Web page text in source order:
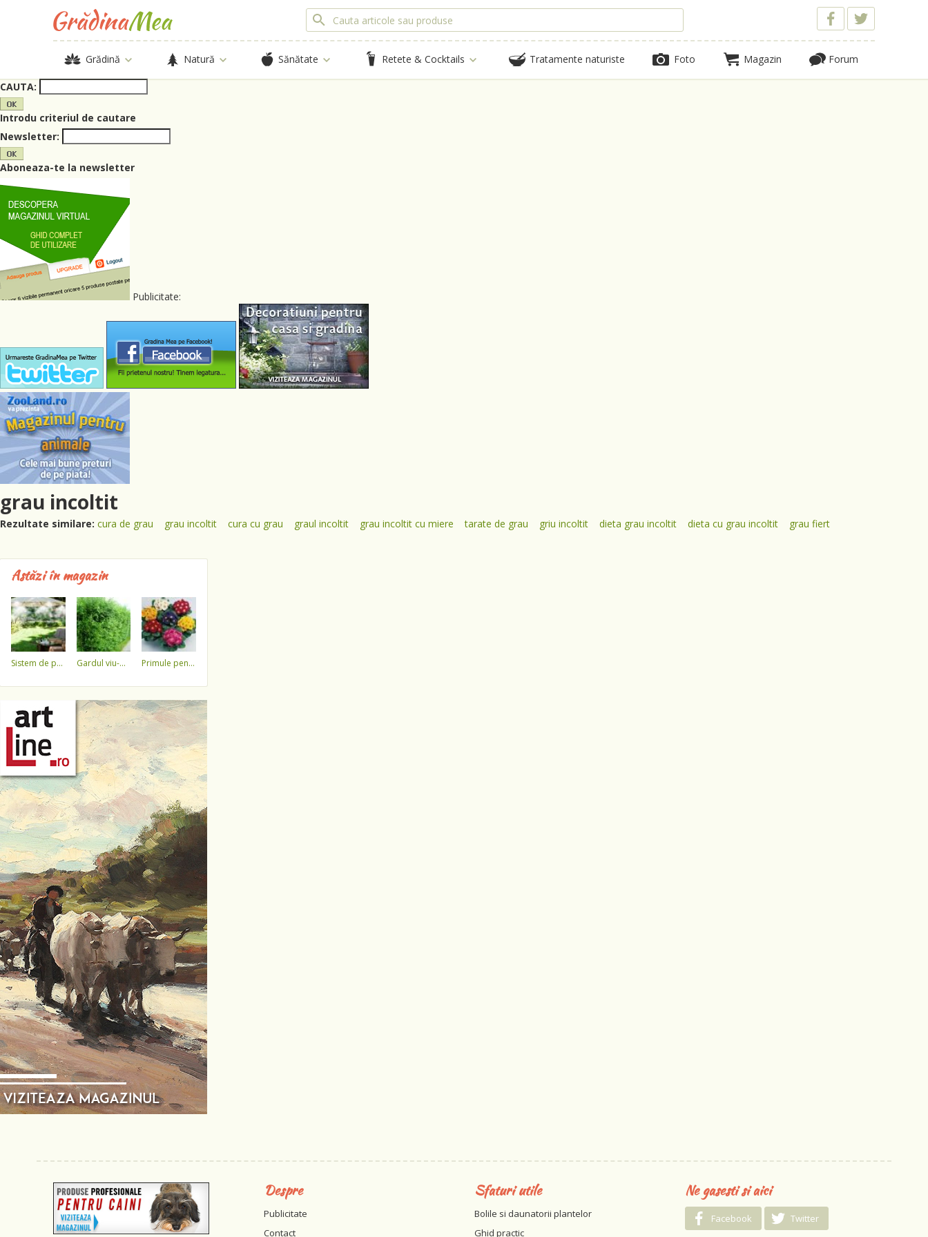
Grădină Natură Sănătate Retete & Cocktails Tratamente naturiste Foto Magazin Forum
CAUTA:
Introdu criteriul de cautare
Newsletter:
Aboneaza-te la newsletter
Publicitate:
grau incoltit
Rezultate similare: cura de grau grau incoltit cura cu grau graul incoltit grau incoltit cu miere tarate de grau griu incoltit dieta grau incoltit dieta cu grau incoltit grau fiert
Astăzi în magazin
sistem de pulverizare a apei gardul viu-minune! primule pentru 1 martie 3,5 lei / ghiveci !!!!
Despre
Publicitate
Contact
Sfaturi utile
Bolile si daunatorii plantelor
Ghid practic
Ne gasesti si aici
Facebook Twitter